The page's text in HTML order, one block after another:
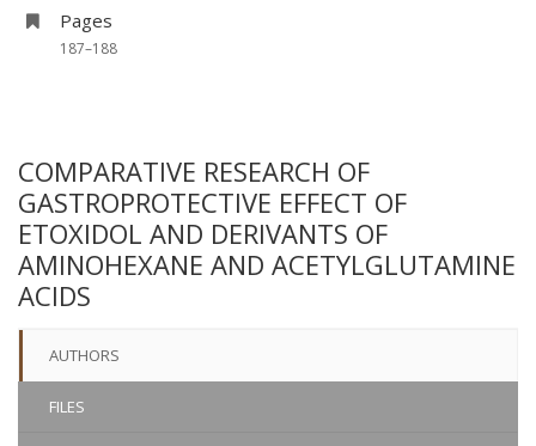
Pages
187–188
COMPARATIVE RESEARCH OF
GASTROPROTECTIVE EFFECT OF
ETOXIDOL AND DERIVANTS OF
AMINOHEXANE AND ACETYLGLUTAMINE
ACIDS
AUTHORS
FILES